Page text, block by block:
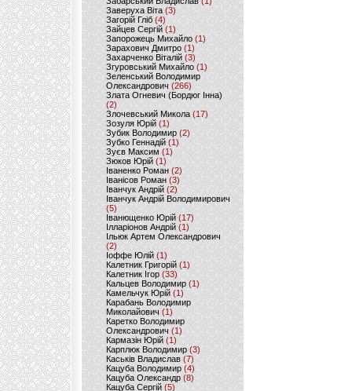
Заверуха Віта (3)
Загорій Гліб (4)
Зайцев Сергій(1)
Запорожець Михайло (1)
Зарахович Дмитро (1)
Захарченко Віталій (3)
Згуровський Михайло (1)
Зеленський Володимир
Олександрович (266)
Злата Огневич (Бордюг Інна)
(2)
Злочевський Микола(17)
Зозуля Юрій (1)
Зубик Володимир (2)
Зубко Геннадій (1)
Зуєв Максим(1)
Зюков Юрій (1)
Іваненко Роман (2)
Іванісов Роман (3)
Іванчук Андрій(2)
Іванчук Андрій Володимирович
(5)
Іванющенко Юрій (17)
Ілларіонов Андрій (1)
Ільюк Артем Олександрович
(2)
Іоффе Юлій (1)
Калетник Григорій(1)
Калетник Ігор (33)
Кальцев Володимир(1)
Камельчук Юрій (1)
Карабань Володимир
Миколайович (1)
Каретко Володимир
Олександрович (1)
Кармазін Юрій(1)
Карплюк Володимир(3)
Каськів Владислав (7)
Кацуба Володимир (4)
Кацуба Олександр (8)
Кацуба Сергій (5)